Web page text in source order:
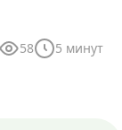
58 5 минут